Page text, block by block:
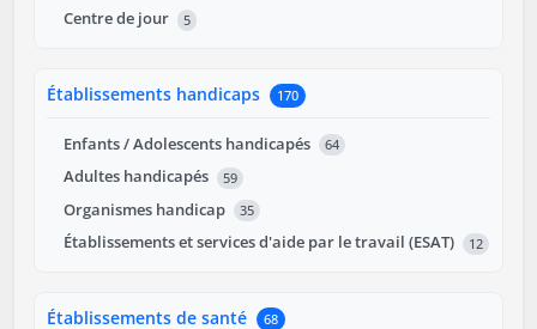
Centre de jour 5
Établissements handicaps 170
Enfants / Adolescents handicapés 64
Adultes handicapés 59
Organismes handicap 35
Établissements et services d'aide par le travail (ESAT) 12
Établissements de santé 68